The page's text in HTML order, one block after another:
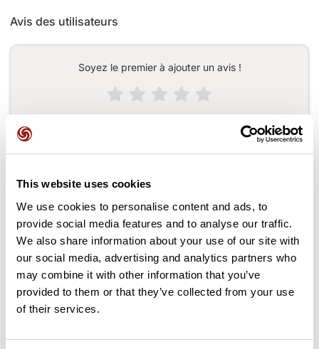
This website uses cookies
We use cookies to personalise content and ads, to
provide social media features and to analyse our traffic.
We also share information about your use of our site with
our social media, advertising and analytics partners who
may combine it with other information that you’ve
provided to them or that they’ve collected from your use
of their services.
Avis des utilisateurs
Soyez le premier à ajouter un avis !
1 275 m
Col de Falimont 1 298 m
3 km
14 km Col de Falimont 1 298 m